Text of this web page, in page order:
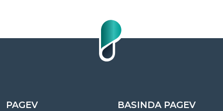
PAGEV BASINDA PAGEV